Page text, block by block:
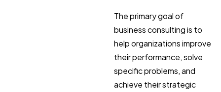
The primary goal of
business consulting is to
help organizations improve
their performance, solve
specific problems, and
achieve their strategic